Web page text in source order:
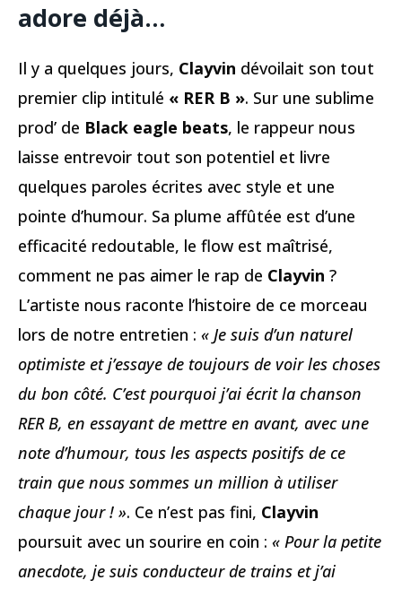
adore déjà…
Il y a quelques jours, Clayvin dévoilait son tout
premier clip intitulé « RER B ». Sur une sublime
prod’ de Black eagle beats, le rappeur nous
laisse entrevoir tout son potentiel et livre
quelques paroles écrites avec style et une
pointe d’humour. Sa plume affûtée est d’une
efficacité redoutable, le flow est maîtrisé,
comment ne pas aimer le rap de Clayvin ?
L’artiste nous raconte l’histoire de ce morceau
lors de notre entretien : « Je suis d’un naturel
optimiste et j’essaye de toujours de voir les choses
du bon côté. C’est pourquoi j’ai écrit la chanson
RER B, en essayant de mettre en avant, avec une
note d’humour, tous les aspects positifs de ce
train que nous sommes un million à utiliser
chaque jour ! ». Ce n’est pas fini, Clayvin
poursuit avec un sourire en coin : « Pour la petite
anecdote, je suis conducteur de trains et j’ai